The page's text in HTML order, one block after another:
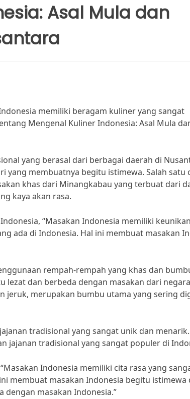
Asal Mula dan
memiliki beragam kuliner yang sangat
Mengenal Kuliner Indonesia: Asal Mula
yang berasal dari berbagai daerah di
yang membuatnya begitu istimewa. Salah satu
khas dari Minangkabau yang terbuat dari
kaya akan rasa.
“Masakan Indonesia memiliki keunikan
ada di Indonesia. Hal ini membuat masakan
rempah-rempah yang khas dan
dan berbeda dengan masakan dari
jeruk, merupakan bumbu utama yang sering
tradisional yang sangat unik dan menarik.
jajanan tradisional yang sangat populer di
Indonesia memiliki cita rasa yang
membuat masakan Indonesia begitu istimewa
masakan Indonesia.”